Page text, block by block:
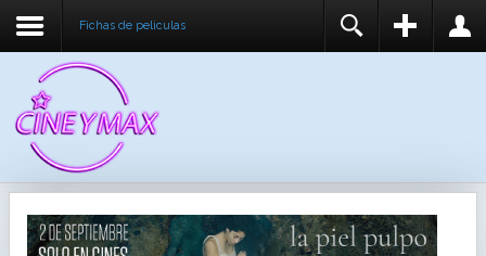
Fichas de peliculas
RECUÉRDEME
REGISTER